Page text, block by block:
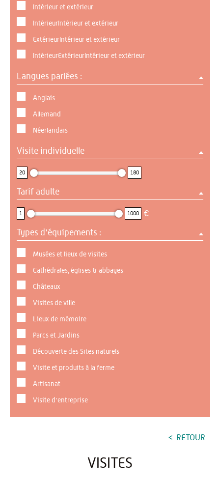
Intérieur et extérieur
IntérieurIntérieur et extérieur
ExtérieurIntérieur et extérieur
IntérieurExtérieurIntérieur et extérieur
Langues parlées :
Anglais
Allemand
Néerlandais
Visite individuelle
20 180
Tarif adulte
1 1000 €
Types d'équipements :
Musées et lieux de visites
Cathédrales, églises & abbayes
Châteaux
Visites de ville
Lieux de mémoire
Parcs et Jardins
Découverte des Sites naturels
Visite et produits à la ferme
Artisanat
Visite d'entreprise
RETOUR
VISITES